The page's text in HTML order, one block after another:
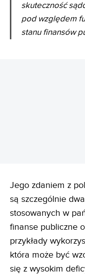
skuteczność
pod względem
stanu finansów
Jego zdaniem z
są szczególnie
stosowanych w
finanse publiczne
przykłady
która może być
się z wysokim